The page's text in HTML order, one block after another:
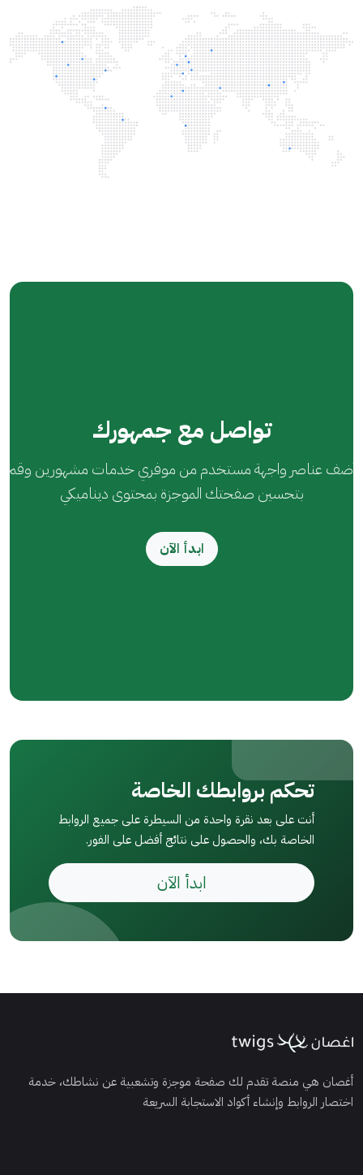
تواصل مع جمهورك
أضف عناصر واجهة مستخدم من موفري خدمات مشهورين وقم
بتحسين صفحتك الموجزة بمحتوى ديناميكي
ابدأ الآن
تحكم بروابطك الخاصة
أنت على بعد نقرة واحدة من السيطرة على جميع الروابط
الخاصة بك، والحصول على نتائج أفضل على الفور.
ابدأ الآن
أغصان هي منصة تقدم لك صفحة موجزة وتشعبية عن نشاطك، خدمة
اختصار الروابط وإنشاء أكواد الاستجابة السريعة